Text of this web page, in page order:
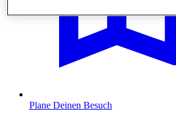
Plane Deinen Besuch